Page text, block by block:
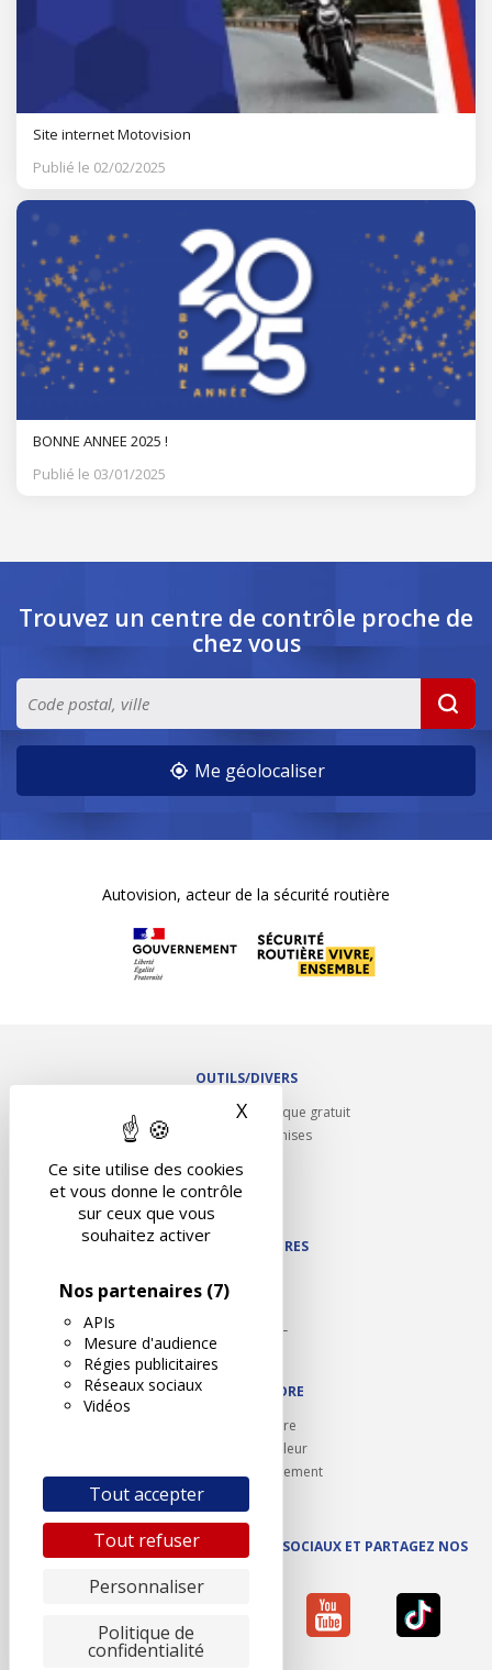
Ce site utilise des cookies
et vous donne le contrôle
sur ceux que vous
souhaitez activer
Nos partenaires (7)
APIs
Mesure d'audience
Régies publicitaires
Réseaux sociaux
Vidéos
Tout accepter
Tout refuser
Personnaliser
Politique de
confidentialité
X Masquer le bandeau des
Site internet Motovision
Publié le 02/02/2025
BONNE ANNEE 2025 !
Publié le 03/01/2025
Trouvez un centre de contrôle proche de
chez vous
Me géolocaliser
Autovision, acteur de la sécurité routière
OUTILS/DIVERS
Rappel contrôle technique gratuit
Partenariats/Remises
Contact
NOS PARTENAIRES
Autodidact
Karoil
Autovision PL
Motovision
NOUS REJOINDRE
Ouvrir un centre
Devenez contrôleur
Carrières et recrutement
SUIVEZ AUTOVISION SUR LES RÉSEAUX SOCIAUX ET PARTAGEZ NOS